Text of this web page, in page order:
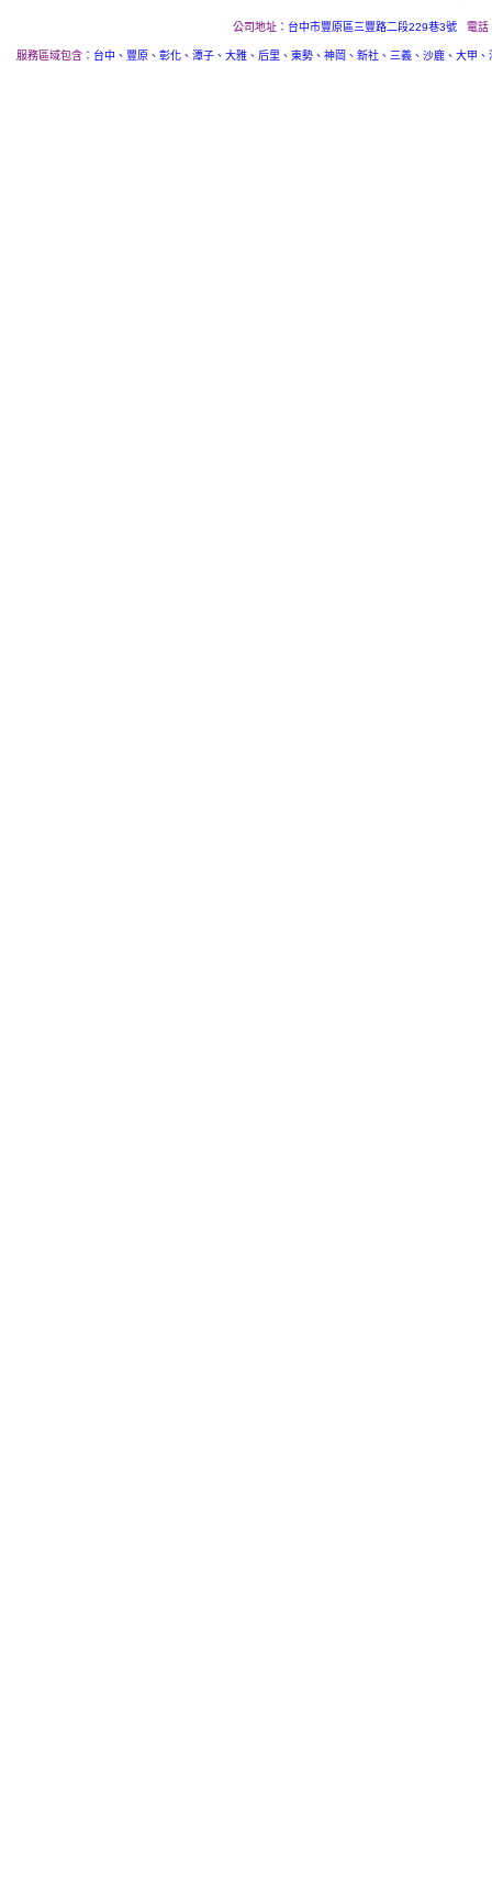
公司地址： 台中市豐原區三豐路二段229巷3號 電話
服務區域包含： 台中、豐原、彰化、潭子、大雅、后里、東勢、神岡、新社、三義、沙鹿、大甲